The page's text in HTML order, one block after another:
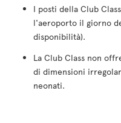
I posti della Club
l'aeroporto il giorno
disponibilità).
La Club Class non
di dimensioni
neonati.